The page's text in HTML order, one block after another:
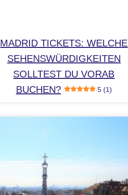
MADRID TICKETS: WELCHE
SEHENSWÜRDIGKEITEN
SOLLTEST DU VORAB
BUCHEN?
5 (1)